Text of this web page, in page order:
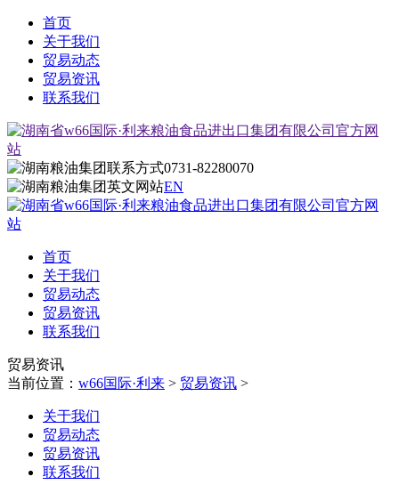
首页
关于我们
贸易动态
贸易资讯
联系我们
0731-82280070
EN
首页
关于我们
贸易动态
贸易资讯
联系我们
贸易资讯
当前位置： w66国际·利来 > 贸易资讯 >
关于我们
贸易动态
贸易资讯
联系我们